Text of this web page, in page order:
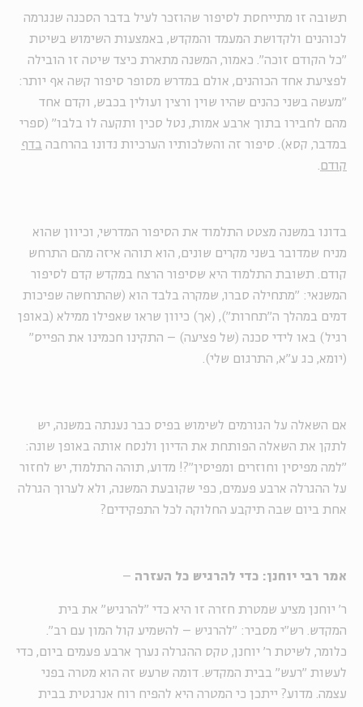
תשובה זו מתייחסת לסיפור שהוזכר לעיל בדבר הסכנה שנגרמה
לכוהנים ולקדושת המעמד והמקדש, באמצעות השימוש בשיטת
"כל הקודם זוכה". כאמור, המשנה מתארת כיצד שיטה זו הובילה
לפציעת אחד הכוהנים, אולם במדרש מסופר סיפור קשה אף יותר:
"מעשה בשני כהנים שהיו שוין ורצין ועולין בכבש, וקדם אחד
מהם לחבירו בתוך ארבע אמות, נטל סכין ותקעה לו בלבו" (ספרי
במדבר, קסא). סיפור זה והשלכותיו הערכיות נדונו בהרחבה בדף
קודם
בדונו במשנה מצטט התלמוד את הסיפור המדרשי, וכיוון שהוא
מניח שמדובר בשני מקרים שונים, הוא תוהה איזה מהם התרחש
קודם. תשובת התלמוד היא שסיפור הרצח במקדש קדם לסיפור
המשנאי: "מתחילה סברו, שמקרה בלבד הוא (שהתרחשה שפיכות
דמים במהלך ה"תחרות"), (אך) כיוון שראו שאפילו ממילא (באופן
רגיל) באו לידי סכנה (של פציעה) – התקינו חכמינו את הפייס"
(יומא, כג ע"א, התרגום שלי).
אם השאלה על הגורמים לשימוש בפיס כבר נענתה במשנה, יש
לתקן את השאלה הפותחת את הדיון ולנסח אותה באופן שונה:
"למה מפיסין וחוזרים ומפיסין"?! מדוע, תוהה התלמוד, יש לחזור
על ההגרלה ארבע פעמים, כפי שקובעת המשנה, ולא לערוך הגרלה
אחת ביום שבה תיקבע החלוקה לכל התפקידים?
אמר רבי יוחנן: כדי להרגיש כל העזרה –
ר' יוחנן מציע שמטרת חזרה זו היא כדי "להרגיש" את בית
המקדש. רש"י מסביר: "להרגיש – להשמיע קול המון עם רב".
כלומר, לשיטת ר' יוחנן, טקס ההגרלה נערך ארבע פעמים ביום, כדי
לעשות "רעש" בבית המקדש. דומה שרעש זה הוא מטרה בפני
עצמה. מדוע? ייתכן כי המטרה היא להפיח רוח אנרגטית בבית